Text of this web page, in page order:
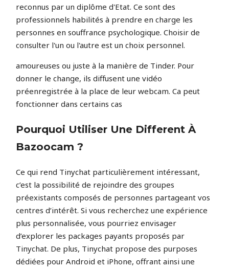
reconnus par un diplôme d'Etat. Ce sont des
professionnels habilités à prendre en charge les
personnes en souffrance psychologique. Choisir de
consulter l'un ou l'autre est un choix personnel.
amoureuses ou juste à la manière de Tinder. Pour
donner le change, ils diffusent une vidéo
préenregistrée à la place de leur webcam. Ca peut
fonctionner dans certains cas
Pourquoi Utiliser Une Different À
Bazoocam ?
Ce qui rend Tinychat particulièrement intéressant,
c’est la possibilité de rejoindre des groupes
préexistants composés de personnes partageant vos
centres d’intérêt. Si vous recherchez une expérience
plus personnalisée, vous pourriez envisager
d’explorer les packages payants proposés par
Tinychat. De plus, Tinychat propose des purposes
dédiées pour Android et iPhone, offrant ainsi une